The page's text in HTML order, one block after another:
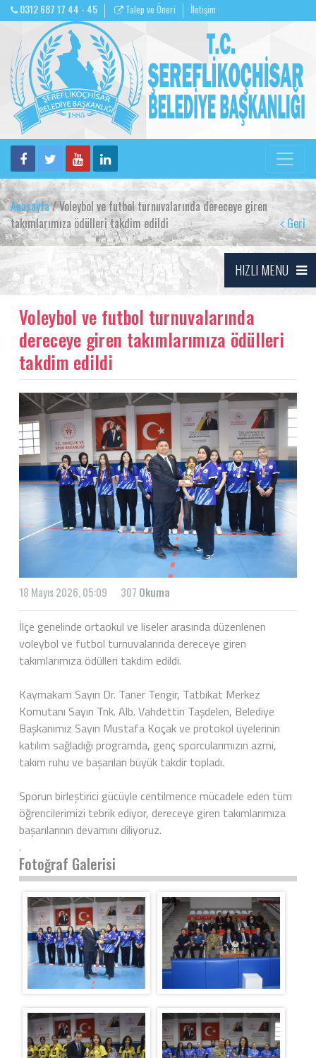
0312 687 17 44 - 45 Talep ve Öneri İletişim
Anasayfa/ Voleybol ve futbol turnuvalarında dereceye giren
takımlarımıza ödülleri takdim edildi
Geri
HIZLI MENU
Voleybol ve futbol turnuvalarında
dereceye giren takımlarımıza ödülleri
takdim edildi
18 Mayıs 2026, 05:09 307 Okuma
İlçe genelinde ortaokul ve liseler arasında düzenlenen
voleybol ve futbol turnuvalarında dereceye giren
takımlarımıza ödülleri takdim edildi.
Kaymakam Sayın Dr. Taner Tengir, Tatbikat Merkez
Komutanı Sayın Tnk. Alb. Vahdettin Taşdelen, Belediye
Başkanımız Sayın Mustafa Koçak ve protokol üyelerinin
katılım sağladığı programda, genç sporcularımızın azmi,
takım ruhu ve başarıları büyük takdir topladı.
Sporun birleştirici gücüyle centilmence mücadele eden tüm
öğrencilerimizi tebrik ediyor, dereceye giren takımlarımıza
başarılarının devamını diliyoruz.
.
Fotoğraf Galerisi